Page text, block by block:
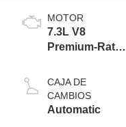
MOTOR
7.3L V8
Premium-Rated
CAJA DE
CAMBIOS
Automatic